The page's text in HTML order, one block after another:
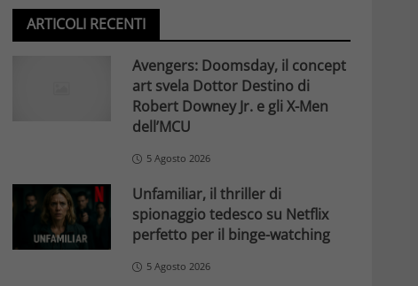
ARTICOLI RECENTI
Avengers: Doomsday, il concept
art svela Dottor Destino di
Robert Downey Jr. e gli X-Men
dell’MCU
5 Agosto 2026
Unfamiliar, il thriller di
spionaggio tedesco su Netflix
perfetto per il binge-watching
5 Agosto 2026